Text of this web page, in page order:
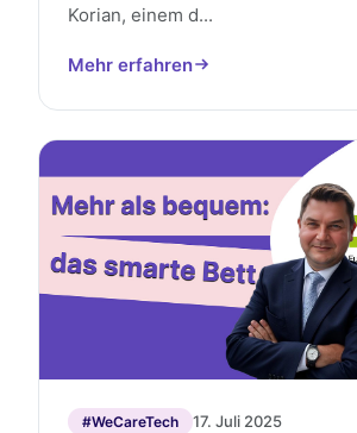
Korian, einem d...
Mehr erfahren
#WeCareTech 17. Juli 2025